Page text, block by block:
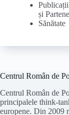
și
Sănătate
Centrul Român de
Centrul Român de
principalele think-
europene. Din 2009